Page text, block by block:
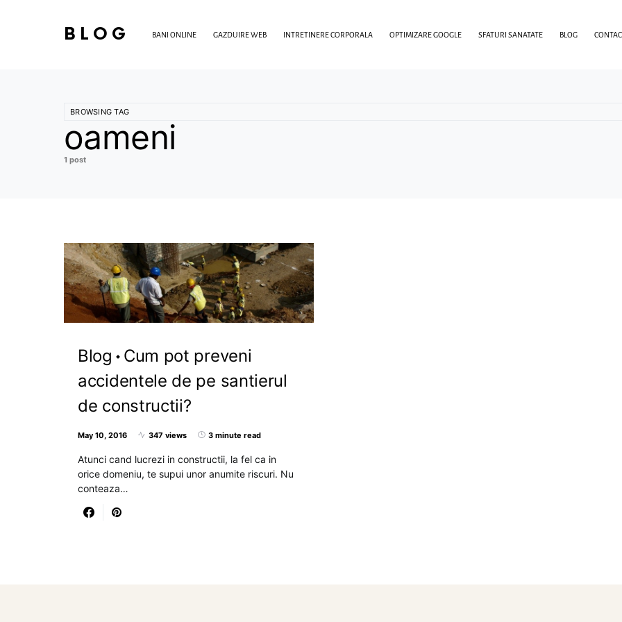
BLOG BANI ONLINE GAZDUIRE WEB INTRETINERE CORPORALA OPTIMIZARE GOOGLE SFATURI SANATATE BLOG
BROWSING TAG
oameni
1 post
Blog
Cum pot preveni
accidentele de pe santierul
de constructii?
May 10, 2016 347 views 3 minute read
Atunci cand lucrezi in constructii, la fel ca in
orice domeniu, te supui unor anumite riscuri. Nu
conteaza…